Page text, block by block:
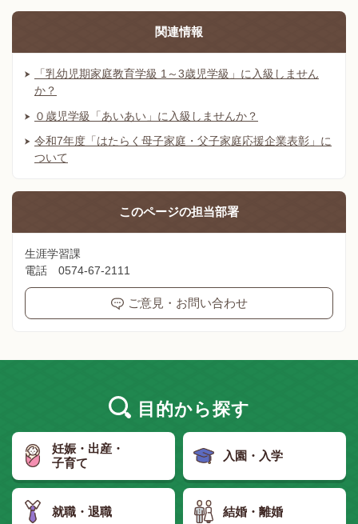
関連情報
「乳幼児期家庭教育学級 1～3歳児学級」に入級しません
か？
０歳児学級「あいあい」に入級しませんか？
令和7年度「はたらく母子家庭・父子家庭応援企業表彰」に
ついて
このページの担当部署
生涯学習課
電話 0574-67-2111
ご意見・お問い合わせ
目的から探す
妊娠・出産・
子育て
入園・入学
就職・退職 結婚・離婚